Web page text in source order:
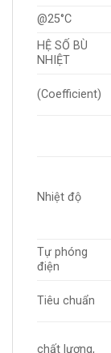
@25°C
HỆ SỐ BÙ
NHIỆT
(Coefficient)
Nhiệt độ
Tự phóng
điện
Tiêu chuẩn
chất lượng,